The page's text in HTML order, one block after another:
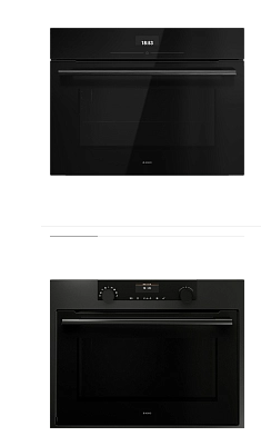
Акции и Скидки